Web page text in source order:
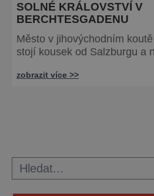
SOLNÉ KRÁLOVSTVÍ V
BERCHTESGADENU
Město v jihovýchodním
stojí kousek od Salzburgu a
roku 1517. Děti si zde mohou vyzkoušet jízdu
zobrazit více >>